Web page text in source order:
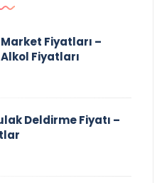
Fiyatları –
Fiyatları
Deldirme Fiyatı –